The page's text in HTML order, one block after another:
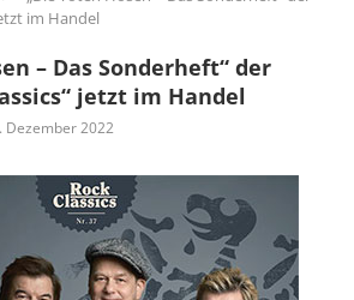
im Handel
– Das Sonderheft“ der
jetzt im Handel
Dezember 2022